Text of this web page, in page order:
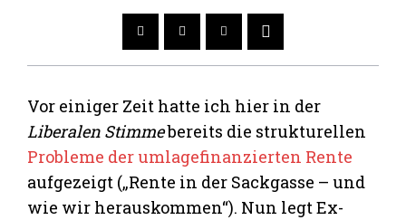
Vor einiger Zeit hatte ich hier in der
Liberalen Stimmebereits die strukturellen
Probleme der umlagefinanzierten Rente
aufgezeigt („Rente in der Sackgasse – und
wie wir herauskommen“). Nun legt Ex-